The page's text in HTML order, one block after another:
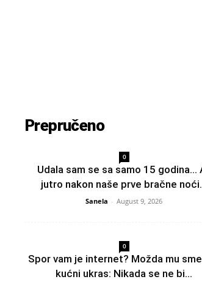
Prepručeno
0
Udala sam se sa samo 15 godina…
jutro nakon naše prve bračne
Sanela - August 9, 2026
0
Spor vam je internet? Možda mu
kućni ukras: Nikada se ne bi...